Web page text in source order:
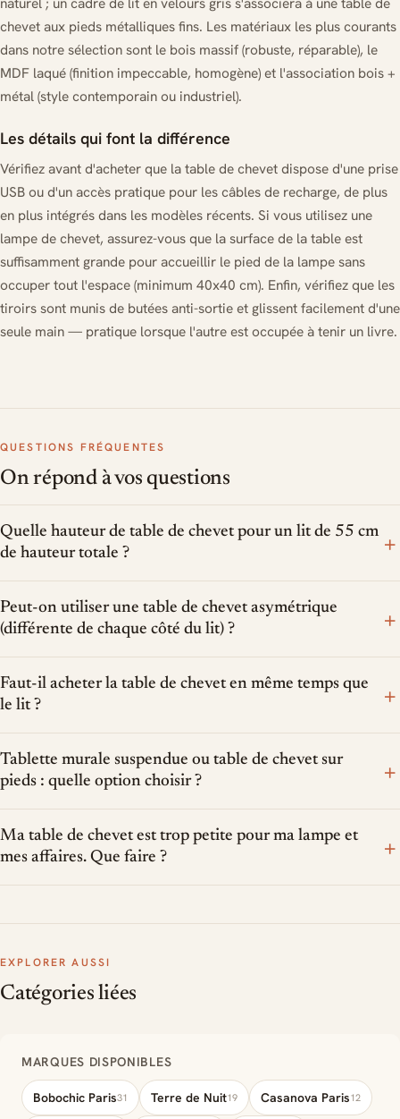
chevet aux pieds métalliques fins. Les matériaux les plus courants
dans notre sélection sont le bois massif (robuste, réparable), le
MDF laqué (finition impeccable, homogène) et l'association bois +
métal (style contemporain ou industriel).
Les détails qui font la différence
Vérifiez avant d'acheter que la table de chevet dispose d'une prise
USB ou d'un accès pratique pour les câbles de recharge, de plus
en plus intégrés dans les modèles récents. Si vous utilisez une
lampe de chevet, assurez-vous que la surface de la table est
suffisamment grande pour accueillir le pied de la lampe sans
occuper tout l'espace (minimum 40x40 cm). Enfin, vérifiez que les
tiroirs sont munis de butées anti-sortie et glissent facilement d'une
seule main — pratique lorsque l'autre est occupée à tenir un livre.
QUESTIONS FRÉQUENTES
On répond à vos questions
Quelle hauteur de table de chevet pour un lit de 55 cm
de hauteur totale ?
+
Peut-on utiliser une table de chevet asymétrique
(différente de chaque côté du lit) ?
+
Faut-il acheter la table de chevet en même temps que
le lit ?
+
Tablette murale suspendue ou table de chevet sur
pieds : quelle option choisir ?
+
Ma table de chevet est trop petite pour ma lampe et
mes affaires. Que faire ?
+
EXPLORER AUSSI
Catégories liées
MARQUES DISPONIBLES
Bobochic Paris31 Terre de Nuit19 Casanova Paris12